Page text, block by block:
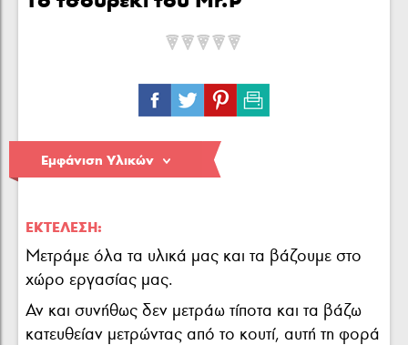
Εμφάνιση Υλικών
ΕΚΤΈΛΕΣΗ:
Μετράμε όλα τα υλικά μας και τα βάζουμε στο
χώρο εργασίας μας.
Αν και συνήθως δεν μετράω τίποτα και τα βάζω
κατευθείαν μετρώντας από το κουτί, αυτή τη φορά